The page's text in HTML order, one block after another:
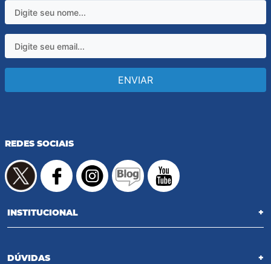
ENVIAR
REDES SOCIAIS
INSTITUCIONAL +
DÚVIDAS +